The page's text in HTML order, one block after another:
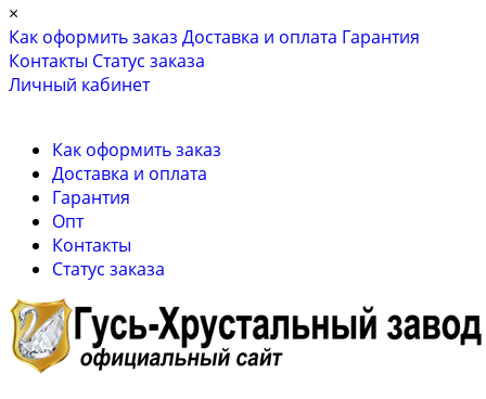
×
Как оформить заказ Доставка и оплата Гарантия
Контакты Cтатус заказа
Личный кабинет
Как оформить заказ
Доставка и оплата
Гарантия
Опт
Контакты
Cтатус заказа